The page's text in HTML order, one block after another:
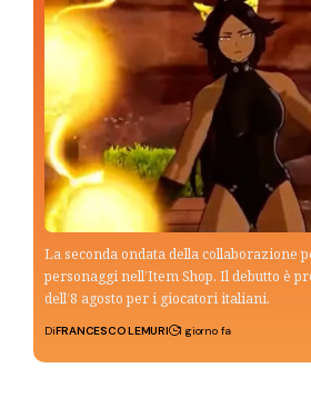
La seconda ondata della collaborazione
personaggi nell’Item Shop. Il debutto è
dell’8 agosto per i giocatori italiani.
DiFRANCESCO LEMURI 1 giorno fa